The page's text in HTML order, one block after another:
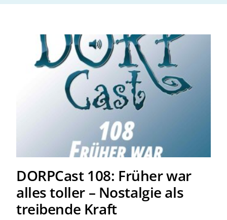
DORPCast 108: Früher war
alles toller – Nostalgie als
treibende Kraft
DORPCast 108: Früher war
alles toller – Nostalgie als
treibende Kraft